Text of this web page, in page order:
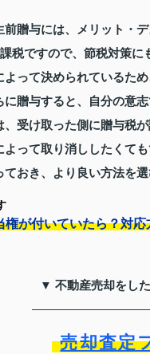
贈与には、メリット・
税ですので、節税対策に
って決められているた
贈与すると、自分の意
受け取った側に贈与税
って取り消ししたくても
おき、より良い方法を選
権が付いていたら？対応
▼ 不動産売却をし
売却査定